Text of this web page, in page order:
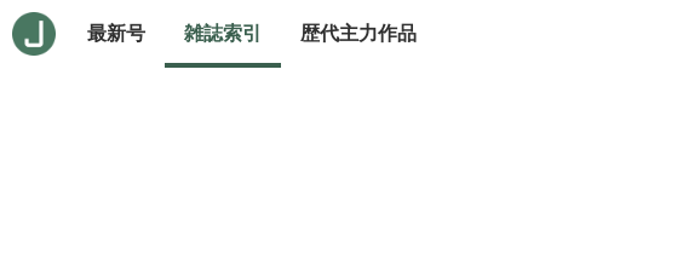
最新号 雑誌索引 歴代主力作品